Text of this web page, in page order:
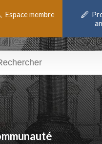
Espace membre